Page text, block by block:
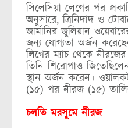
সিলেসিয়া লেগের পর
অনুসারে, ত্রিনিদাদ ও
জার্মানির জুলিয়ান
জন্য যোগ্যতা অর্জন
লিগের ম্যাচ থেকে
তিনি শিরোপাও
স্থান অর্জন করেন।
(১৫) পর নীরজ (১৫)
চলতি মরসুমে নীরজ